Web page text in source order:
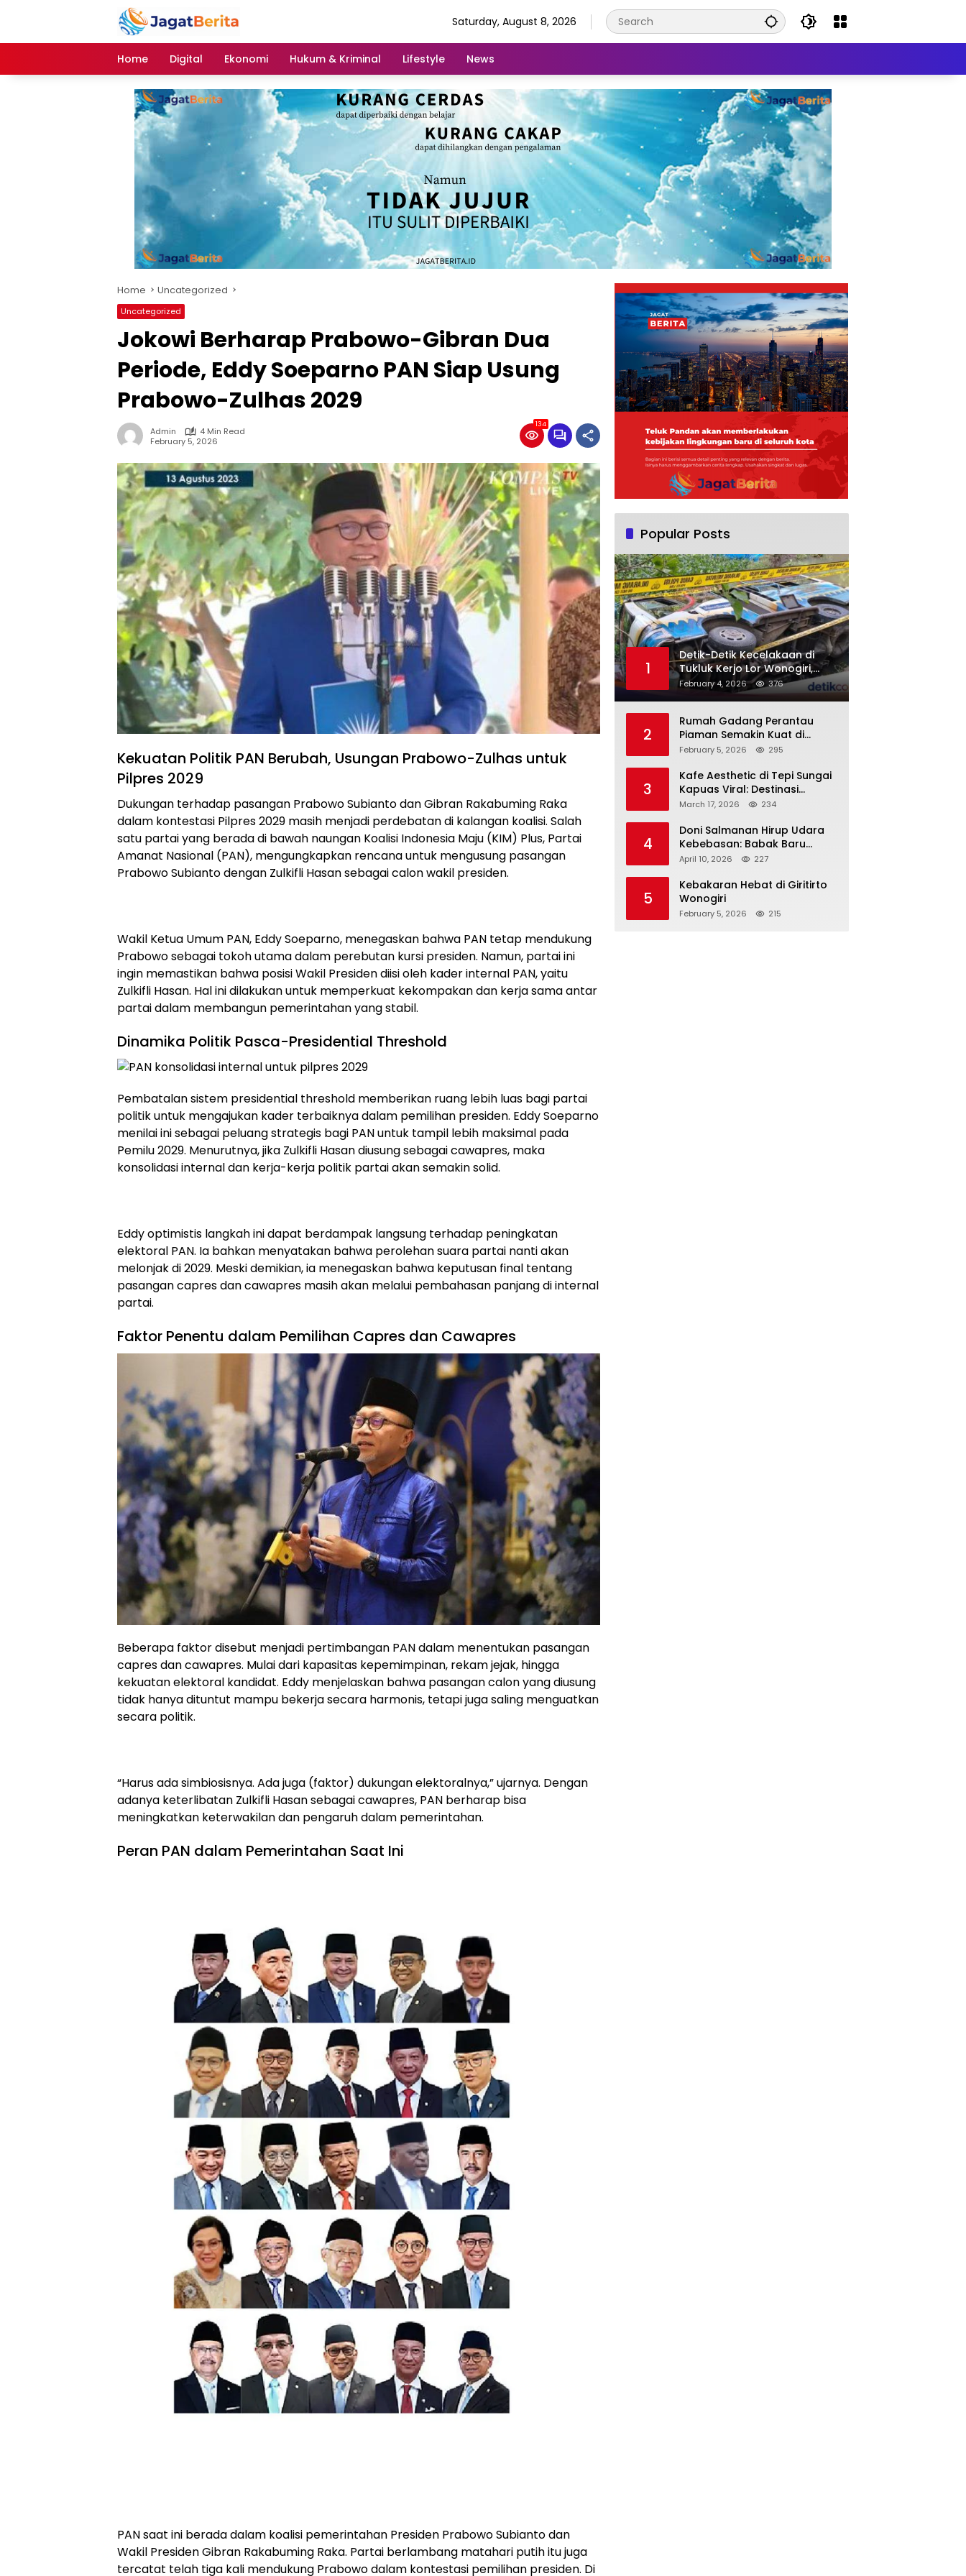
Saturday, August 8, 2026
Home Digital Ekonomi Hukum & Kriminal Lifestyle News
Home Uncategorized
Uncategorized
Jokowi Berharap Prabowo-Gibran Dua
Periode, Eddy Soeparno PAN Siap Usung
Prabowo-Zulhas 2029
Admin
4 Min Read
February 5, 2026
134
Kekuatan Politik PAN Berubah, Usungan Prabowo-Zulhas untuk
Pilpres 2029
Dukungan terhadap pasangan Prabowo Subianto dan Gibran Rakabuming Raka
dalam kontestasi Pilpres 2029 masih menjadi perdebatan di kalangan koalisi. Salah
satu partai yang berada di bawah naungan Koalisi Indonesia Maju (KIM) Plus, Partai
Amanat Nasional (PAN), mengungkapkan rencana untuk mengusung pasangan
Prabowo Subianto dengan Zulkifli Hasan sebagai calon wakil presiden.
Wakil Ketua Umum PAN, Eddy Soeparno, menegaskan bahwa PAN tetap mendukung
Prabowo sebagai tokoh utama dalam perebutan kursi presiden. Namun, partai ini
ingin memastikan bahwa posisi Wakil Presiden diisi oleh kader internal PAN, yaitu
Zulkifli Hasan. Hal ini dilakukan untuk memperkuat kekompakan dan kerja sama antar
partai dalam membangun pemerintahan yang stabil.
Dinamika Politik Pasca-Presidential Threshold
Pembatalan sistem presidential threshold memberikan ruang lebih luas bagi partai
politik untuk mengajukan kader terbaiknya dalam pemilihan presiden. Eddy Soeparno
menilai ini sebagai peluang strategis bagi PAN untuk tampil lebih maksimal pada
Pemilu 2029. Menurutnya, jika Zulkifli Hasan diusung sebagai cawapres, maka
konsolidasi internal dan kerja-kerja politik partai akan semakin solid.
Eddy optimistis langkah ini dapat berdampak langsung terhadap peningkatan
elektoral PAN. Ia bahkan menyatakan bahwa perolehan suara partai nanti akan
melonjak di 2029. Meski demikian, ia menegaskan bahwa keputusan final tentang
pasangan capres dan cawapres masih akan melalui pembahasan panjang di internal
partai.
Faktor Penentu dalam Pemilihan Capres dan Cawapres
Beberapa faktor disebut menjadi pertimbangan PAN dalam menentukan pasangan
capres dan cawapres. Mulai dari kapasitas kepemimpinan, rekam jejak, hingga
kekuatan elektoral kandidat. Eddy menjelaskan bahwa pasangan calon yang diusung
tidak hanya dituntut mampu bekerja secara harmonis, tetapi juga saling menguatkan
secara politik.
“Harus ada simbiosisnya. Ada juga (faktor) dukungan elektoralnya,” ujarnya. Dengan
adanya keterlibatan Zulkifli Hasan sebagai cawapres, PAN berharap bisa
meningkatkan keterwakilan dan pengaruh dalam pemerintahan.
Peran PAN dalam Pemerintahan Saat Ini
PAN saat ini berada dalam koalisi pemerintahan Presiden Prabowo Subianto dan
Wakil Presiden Gibran Rakabuming Raka. Partai berlambang matahari putih itu juga
tercatat telah tiga kali mendukung Prabowo dalam kontestasi pemilihan presiden. Di
Popular Posts
1
Detik-Detik Kecelakaan di
Tukluk Kerjo Lor Wonogiri,
Motor Tabrak Knalpot hingga
Truk Tak Sempat Menghindar,
Sadarkan Diri
February 4, 2026 376
2
Rumah Gadang Perantau
Piaman Semakin Kuat di
Sukoharjo! Silaturahmi PKDP
2031 Resmi Diserahkan
February 5, 2026 295
3
Kafe Aesthetic di Tepi Sungai
Kapuas Viral: Destinasi
Nongkrong Baru yang
Pontianak
March 17, 2026 234
4
Doni Salmanan Hirup Udara
Kebebasan: Babak Baru
‘Crazy Rich’ Ponzi Scheme
April 10, 2026 227
5
Kebakaran Hebat di Giritirto
Wonogiri
February 5, 2026 215